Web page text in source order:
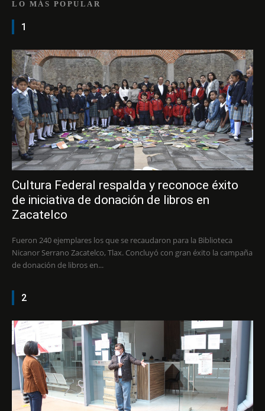
LO MÁS POPULAR
1
Cultura Federal respalda y reconoce éxito
de iniciativa de donación de libros en
Zacatelco
Fueron 240 ejemplares los que se recaudaron para la Biblioteca
Nicanor Serrano Zacatelco, Tlax. Concluyó con gran éxito la campaña
de donación de libros en...
2